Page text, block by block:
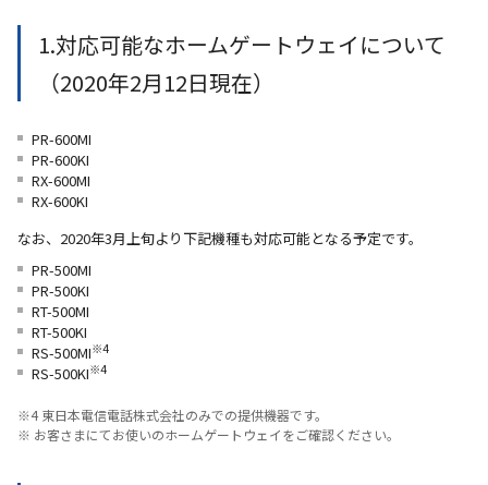
1.対応可能なホームゲートウェイについて
（2020年2月12日現在）
PR-600MI
PR-600KI
RX-600MI
RX-600KI
なお、2020年3月上旬より下記機種も対応可能となる予定です。
PR-500MI
PR-500KI
RT-500MI
RT-500KI
RS-500MI※4
RS-500KI※4
※4 東日本電信電話株式会社のみでの提供機器です。
※ お客さまにてお使いのホームゲートウェイをご確認ください。